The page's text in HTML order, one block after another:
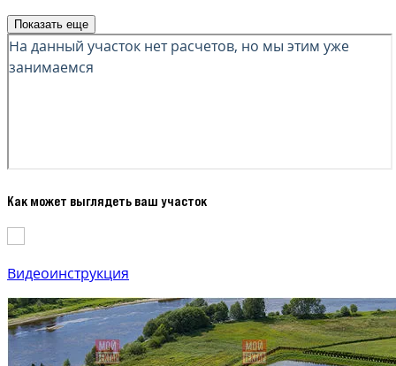
Показать еще
Как может выглядеть ваш участок
Видеоинструкция